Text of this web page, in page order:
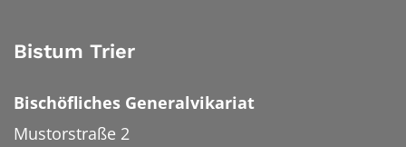
Bistum Trier
Bischöfliches Generalvikariat
Mustorstraße 2